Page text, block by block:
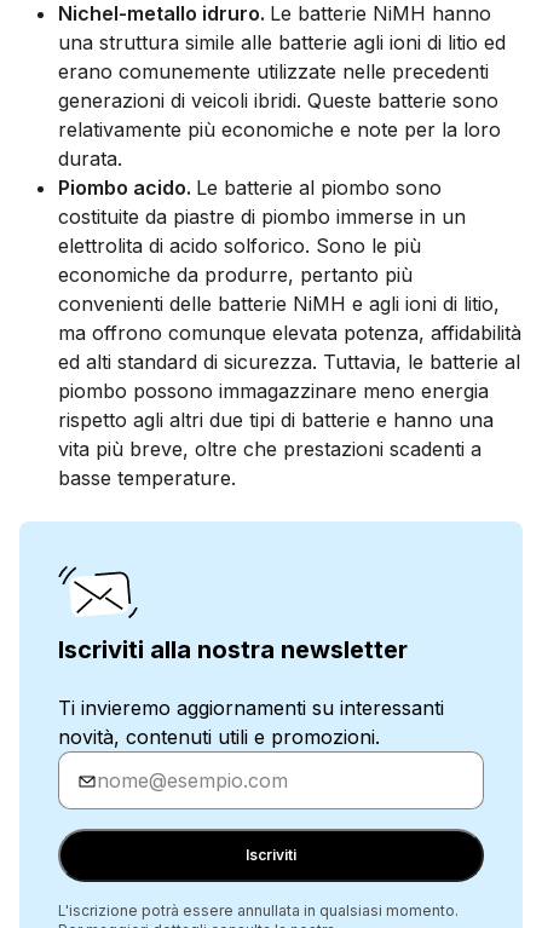
Nichel-metallo idruro. Le batterie NiMH hanno
una struttura simile alle batterie agli ioni di litio ed
erano comunemente utilizzate nelle precedenti
generazioni di veicoli ibridi. Queste batterie sono
relativamente più economiche e note per la loro
durata.
Piombo acido. Le batterie al piombo sono
costituite da piastre di piombo immerse in un
elettrolita di acido solforico. Sono le più
economiche da produrre, pertanto più
convenienti delle batterie NiMH e agli ioni di litio,
ma offrono comunque elevata potenza, affidabilità
ed alti standard di sicurezza. Tuttavia, le batterie al
piombo possono immagazzinare meno energia
rispetto agli altri due tipi di batterie e hanno una
vita più breve, oltre che prestazioni scadenti a
basse temperature.
Iscriviti alla nostra newsletter
Ti invieremo aggiornamenti su interessanti
novità, contenuti utili e promozioni.
Inserisci
tua
e-
mail
Iscriviti
L'iscrizione potrà essere annullata in qualsiasi momento.